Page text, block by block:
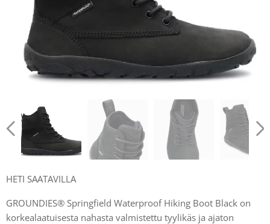
HETI SAATAVILLA
GROUNDIES® Springfield Waterproof Hiking Boot Black on
korkealaatuisesta nahasta valmistettu tyylikäs ja ajaton